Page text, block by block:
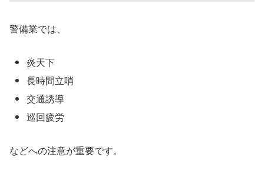
警備業では、
炎天下
長時間立哨
交通誘導
巡回疲労
などへの注意が重要です。